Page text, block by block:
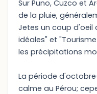
Sur Puno, Cuzco et
de la pluie,
Jetes un coup d'oeil
idéales" et
les précipitations
La période
calme au Pérou;